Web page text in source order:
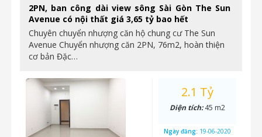
2PN, ban công dài view sông Sài Gòn The Sun
Avenue có nội thất giá 3,65 tỷ bao hết
Chuyên chuyển nhượng căn hộ chung cư The Sun
Avenue Chuyển nhượng căn 2PN, 76m2, hoàn thiện
cơ bản Đặc…
2.1 Tỷ
Diện tích:45 m2
Ngày đăng: 19-06-2020